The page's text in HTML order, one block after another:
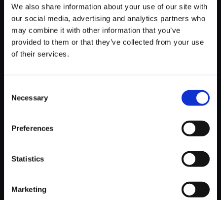
We also share information about your use of our site with
our social media, advertising and analytics partners who
may combine it with other information that you’ve
provided to them or that they’ve collected from your use
of their services.
Selection
Necessary
Preferences
Statistics
Marketing
【単曲】モンスターハンターラ
イズ オリジナルサウンドトラッ
ク うまうまおだんごのつくり歌
150円(税込)